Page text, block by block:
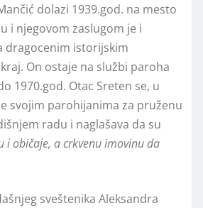
dolazi 1939.god. na mesto
i njegovom zaslugom je i
dragocenim istorijskim
On ostaje na službi paroha
1970.god. Otac Sreten se, u
svojim parohijanima za pruženu
radu i naglašava da su
i običaje, a crkvenu imovinu da
sveštenika Aleksandra